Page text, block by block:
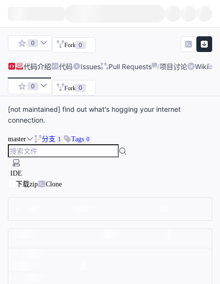
0 Fork 0
代码介绍 代码 Issues Pull Requests 项目讨论 Wiki
0 Fork 0
[not maintained] find out what's hogging your internet
connection.
master 分支 1 Tags 0
IDE
下载zip
Clone